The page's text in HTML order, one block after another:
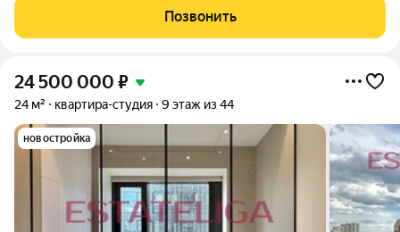
комплекса бизнес класса от застройщика MR-Group "Symphony
34" О лоте: 1 - Потолки 6 метров, общая
Позвонить
24 500 000 ₽
24 м² квартира-студия 9 этаж из 44
новостройка